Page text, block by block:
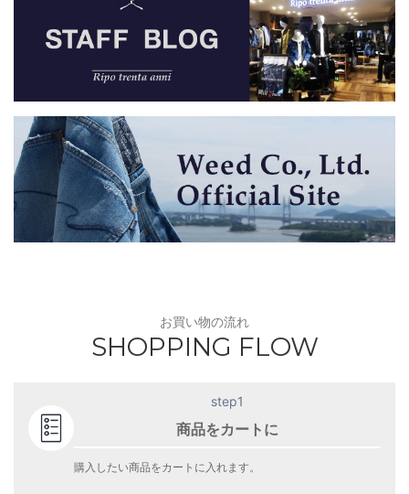
お買い物の流れ
SHOPPING FLOW
step1
商品をカートに
購入したい商品をカートに入れます。